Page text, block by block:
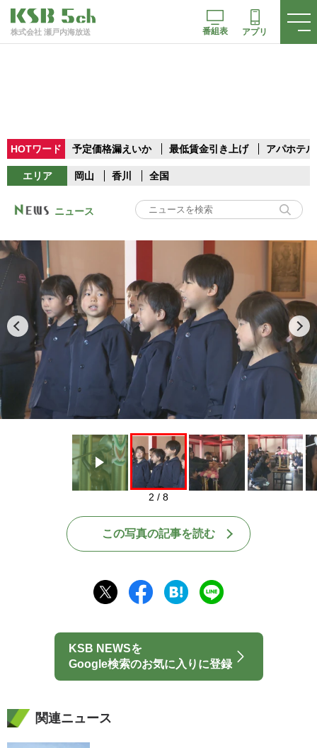
株式会社 瀬戸内海放送 番組表 アプリ
HOTワード 予定価格漏えいか 最低賃金引き上げ アパホテル
エリア 岡山 香川 全国
ニュース
Play
2 / 8
この写真の記事を読む
KSB NEWSを
Google検索のお気に入りに登録
関連ニュース